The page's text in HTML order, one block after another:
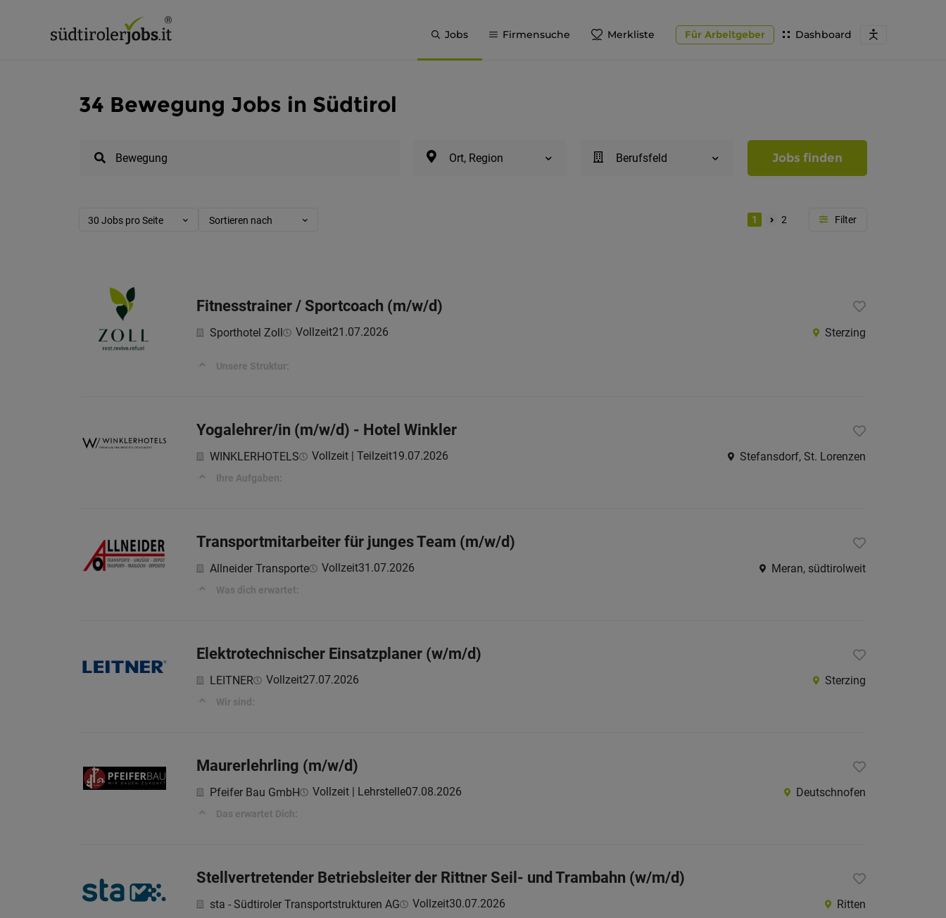
Jobs Firmensuche Merkliste Dashboard
Für Arbeitgeber
34 Bewegung Jobs in Südtirol
Ort, Region Berufsfeld Jobs finden
30 Jobs pro Seite Sortieren nach 1 2
Fitnesstrainer / Sportcoach (m/w/d)
Sporthotel Zoll Vollzeit21.07.2026 Sterzing
Unsere Struktur:
Yogalehrer/in (m/w/d) - Hotel Winkler
WINKLERHOTELS Vollzeit | Teilzeit19.07.2026 Stefansdorf, St. Lorenzen
Ihre Aufgaben:
Transportmitarbeiter für junges Team (m/w/d)
Allneider Transporte Vollzeit31.07.2026 Meran, südtirolweit
Was dich erwartet:
Elektrotechnischer Einsatzplaner (w/m/d)
LEITNER Vollzeit27.07.2026 Sterzing
Wir sind:
Maurerlehrling (m/w/d)
Pfeifer Bau GmbH Vollzeit | Lehrstelle07.08.2026 Deutschnofen
Das erwartet Dich:
Stellvertretender Betriebsleiter der Rittner Seil- und Trambahn (w/m/d)
sta - Südtiroler Transportstrukturen AG Vollzeit30.07.2026 Ritten
Als Jobfinder